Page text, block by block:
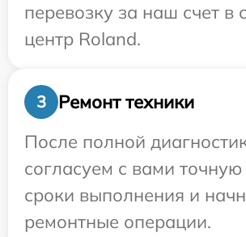
перевозку за наш счет в
центр Roland.
3
Ремонт техники
После полной
согласуем с вами точную
сроки выполнения и
ремонтные операции.